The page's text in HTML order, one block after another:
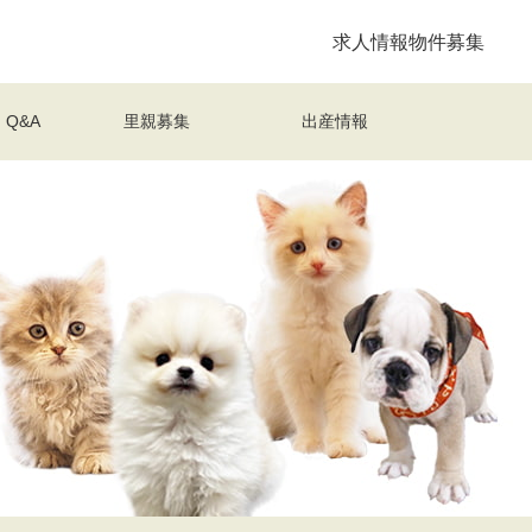
求人情報物件募集
Q&A 里親募集 出産情報